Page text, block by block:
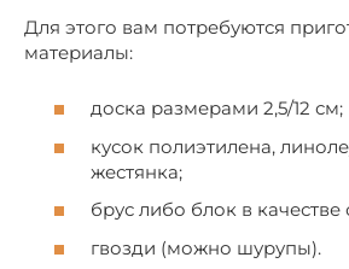
Для этого вам потребуются
материалы:
доска размерами 2,5/12 см;
кусок полиэтилена,
жестянка;
брус либо блок в
гвозди (можно шурупы).